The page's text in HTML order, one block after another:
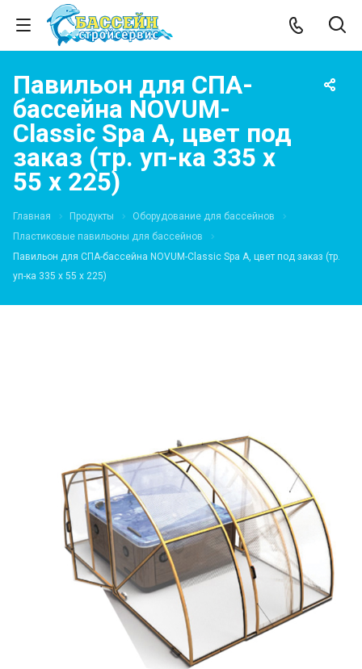
Павильон для СПА-
бассейна NOVUM-
Classic Spa A, цвет под
заказ (тр. уп-ка 335 х
55 х 225)
Главная Продукты
Оборудование для бассейнов
Пластиковые павильоны для бассейнов
Павильон для СПА-бассейна NOVUM-Classic Spa A, цвет под заказ (тр.
уп-ка 335 х 55 х 225)